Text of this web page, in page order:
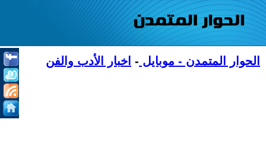
الحوار المتمدن - موبايل - اخبار الأدب والفن